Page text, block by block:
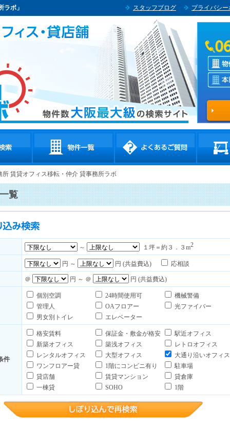
ラボ」 スタッフブログ プライバシ
賃貸オフィス移転・仲介 貸事務所ラボ
覧
～ １坪＝約３．３m2
円 ～ 円 (共益費込) 応相談
＠ 円 ～ ＠ 円 (共益費込)
個別空調 24時間使用可
機械警備
管理人
OAフロアー
光ファイバー
男女別トイレ
エレベーター
件
格安賃料 保証金・敷金が格安
駅近オフィス
新築オフィス
築浅オフィス
レトロオフィス
レンタルオフィス
大型オフィス
大通り沿いオフィス
ワンフロアー貸
1階にコンビニ有り
駐車場
貸店舗
賃貸マンション
貸倉庫
一棟貸
SOHO 1階